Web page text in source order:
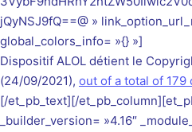
jQyNSJ9fQ==@ »
global_colors_info= »{} »]
Dispositif ALOL détient le
(24/09/2021), out of a total of 179
[/et_pb_text][/
_builder_version= »4.16″